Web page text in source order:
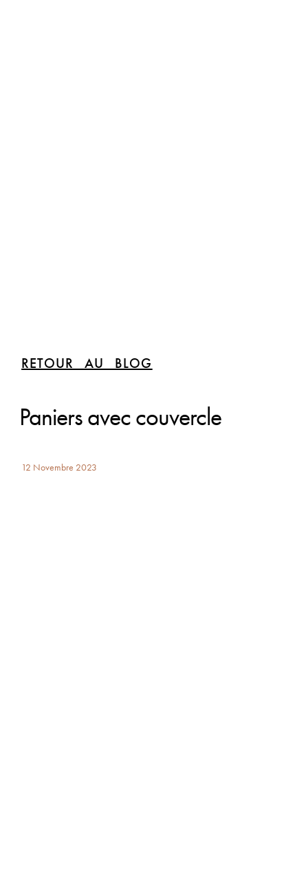
RETOUR AU BLOG
Paniers avec couvercle
12 Novembre 2023